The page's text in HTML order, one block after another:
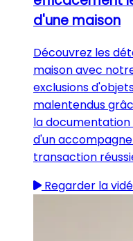
d'une maison
Découvrez les
maison avec
exclusions
malentendus
la
d'un
transaction
Regarder la